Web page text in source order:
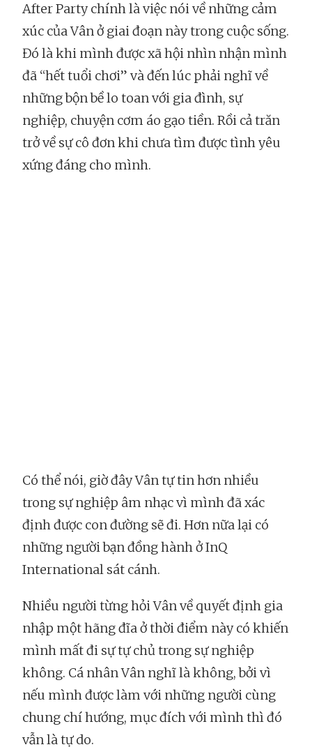
After Party chính là việc nói về những cảm
xúc của Vân ở giai đoạn này trong cuộc sống.
Đó là khi mình được xã hội nhìn nhận mình
đã “hết tuổi chơi” và đến lúc phải nghĩ về
những bộn bề lo toan với gia đình, sự
nghiệp, chuyện cơm áo gạo tiền. Rồi cả trăn
trở về sự cô đơn khi chưa tìm được tình yêu
xứng đáng cho mình.
Có thể nói, giờ đây Vân tự tin hơn nhiều
trong sự nghiệp âm nhạc vì mình đã xác
định được con đường sẽ đi. Hơn nữa lại có
những người bạn đồng hành ở InQ
International sát cánh.
Nhiều người từng hỏi Vân về quyết định gia
nhập một hãng đĩa ở thời điểm này có khiến
mình mất đi sự tự chủ trong sự nghiệp
không. Cá nhân Vân nghĩ là không, bởi vì
nếu mình được làm với những người cùng
chung chí hướng, mục đích với mình thì đó
vẫn là tự do.